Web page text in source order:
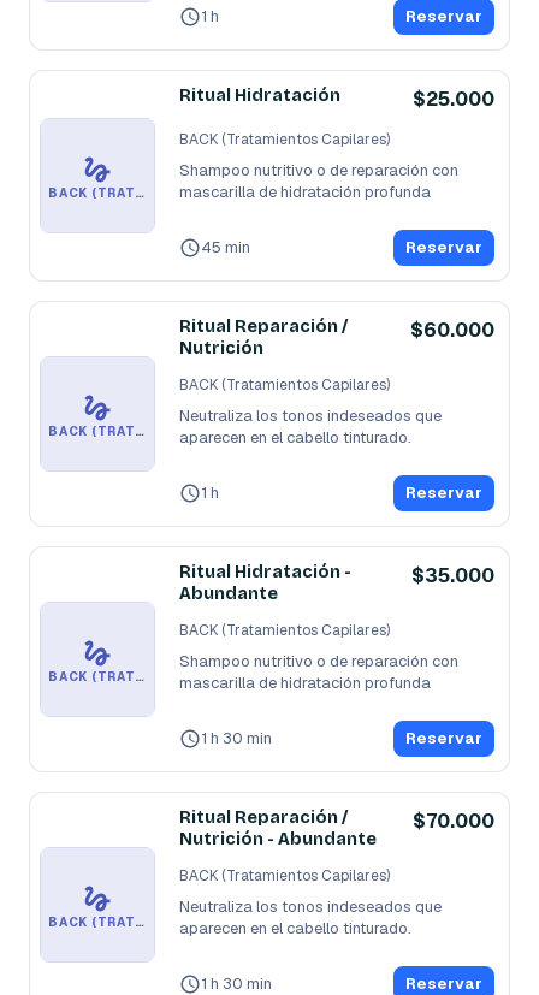
1 h Reservar
BACK (TRATAMIENTOS CAPILARES)
Ritual Hidratación $25.000
BACK (Tratamientos Capilares)
Shampoo nutritivo o de reparación con
mascarilla de hidratación profunda
45 min Reservar
BACK (TRATAMIENTOS CAPILARES)
Ritual Reparación /
Nutrición
$60.000
BACK (Tratamientos Capilares)
Neutraliza los tonos indeseados que
aparecen en el cabello tinturado.
1 h Reservar
BACK (TRATAMIENTOS CAPILARES)
Ritual Hidratación -
Abundante
$35.000
BACK (Tratamientos Capilares)
Shampoo nutritivo o de reparación con
mascarilla de hidratación profunda
1 h 30 min Reservar
BACK (TRATAMIENTOS CAPILARES)
Ritual Reparación /
Nutrición - Abundante
$70.000
BACK (Tratamientos Capilares)
Neutraliza los tonos indeseados que
aparecen en el cabello tinturado.
1 h 30 min Reservar